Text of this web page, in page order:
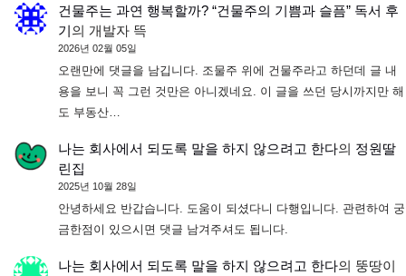
건물주는 과연 행복할까? “건물주의 기쁨과 슬픔” 독서 후
기의 개발자 뜩
2026년 02월 05일
오랜만에 댓글을 남깁니다. 조물주 위에 건물주라고 하던데 글 내
용을 보니 꼭 그런 것만은 아니겠네요. 이 글을 쓰던 당시까지만 해
도 부동산…
나는 회사에서 되도록 말을 하지 않으려고 한다의 정원딸
린집
2025년 10월 28일
안녕하세요 반갑습니다. 도움이 되셨다니 다행입니다. 관련하여 궁
금한점이 있으시면 댓글 남겨주셔도 됩니다.
나는 회사에서 되도록 말을 하지 않으려고 한다의 뚱땅이